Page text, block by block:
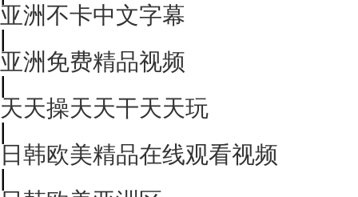
亚洲不卡中文字幕
|
亚洲免费精品视频
|
天天操天天干天天玩
|
日韩欧美精品在线观看视频
|